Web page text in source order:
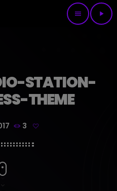
menu play_arrow
STATION-
THEME
3